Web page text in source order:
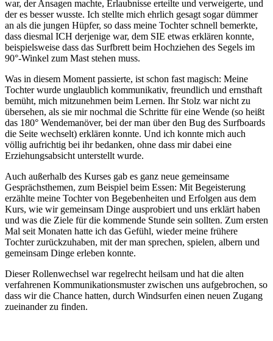
war, der Ansagen machte, Erlaubnisse erteilte und verweigerte, und
der es besser wusste. Ich stellte mich ehrlich gesagt sogar dümmer
an als die jungen Hüpfer, so dass meine Tochter schnell bemerkte,
dass diesmal ICH derjenige war, dem SIE etwas erklären konnte,
beispielsweise dass das Surfbrett beim Hochziehen des Segels im
90°-Winkel zum Mast stehen muss.
Was in diesem Moment passierte, ist schon fast magisch: Meine
Tochter wurde unglaublich kommunikativ, freundlich und ernsthaft
bemüht, mich mitzunehmen beim Lernen. Ihr Stolz war nicht zu
übersehen, als sie mir nochmal die Schritte für eine Wende (so heißt
das 180° Wendemanöver, bei der man über den Bug des Surfboards
die Seite wechselt) erklären konnte. Und ich konnte mich auch
völlig aufrichtig bei ihr bedanken, ohne dass mir dabei eine
Erziehungsabsicht unterstellt wurde.
Auch außerhalb des Kurses gab es ganz neue gemeinsame
Gesprächsthemen, zum Beispiel beim Essen: Mit Begeisterung
erzählte meine Tochter von Begebenheiten und Erfolgen aus dem
Kurs, wie wir gemeinsam Dinge ausprobiert und uns erklärt haben
und was die Ziele für die kommende Stunde sein sollten. Zum ersten
Mal seit Monaten hatte ich das Gefühl, wieder meine frühere
Tochter zurückzuhaben, mit der man sprechen, spielen, albern und
gemeinsam Dinge erleben konnte.
Dieser Rollenwechsel war regelrecht heilsam und hat die alten
verfahrenen Kommunikationsmuster zwischen uns aufgebrochen, so
dass wir die Chance hatten, durch Windsurfen einen neuen Zugang
zueinander zu finden.